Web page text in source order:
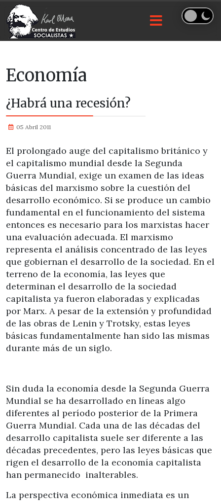
Economía
¿Habrá una recesión?
05 Abril 2011
El prolongado auge del capitalismo británico y
el capitalismo mundial desde la Segunda
Guerra Mundial, exige un examen de las ideas
básicas del marxismo sobre la cuestión del
desarrollo económico. Si se produce un cambio
fundamental en el funcionamiento del sistema
entonces es necesario para los marxistas hacer
una evaluación adecuada. El marxismo
representa el análisis concentrado de las leyes
que gobiernan el desarrollo de la sociedad. En el
terreno de la economía, las leyes que
determinan el desarrollo de la sociedad
capitalista ya fueron elaboradas y explicadas
por Marx. A pesar de la extensión y profundidad
de las obras de Lenin y Trotsky, estas leyes
básicas fundamentalmente han sido las mismas
durante más de un siglo.
Sin duda la economía desde la Segunda Guerra
Mundial se ha desarrollado en líneas algo
diferentes al período posterior de la Primera
Guerra Mundial. Cada una de las décadas del
desarrollo capitalista suele ser diferente a las
décadas precedentes, pero las leyes básicas que
rigen el desarrollo de la economía capitalista
han permanecido inalterables.
La perspectiva económica inmediata es un